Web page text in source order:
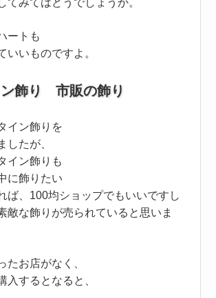
てみてはどうでしょうか。
ートも
いいものですよ。
飾り 市販の飾り
イン飾りを
したが、
イン飾りも
に飾りたい
ば、100均ショップでもいいですし
敵な飾りが売られていると思いま
たお店がなく、
入するとなると、